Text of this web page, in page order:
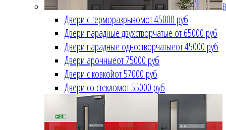
Двери с терморазрывомот 45000 руб
Двери парадные двухстворчатые от 65000 руб
Двери парадные одностворчатыеот 45000 руб
Двери арочныеот 75000 руб
Двери с ковкойот 57000 руб
Двери со стекломот 55000 руб